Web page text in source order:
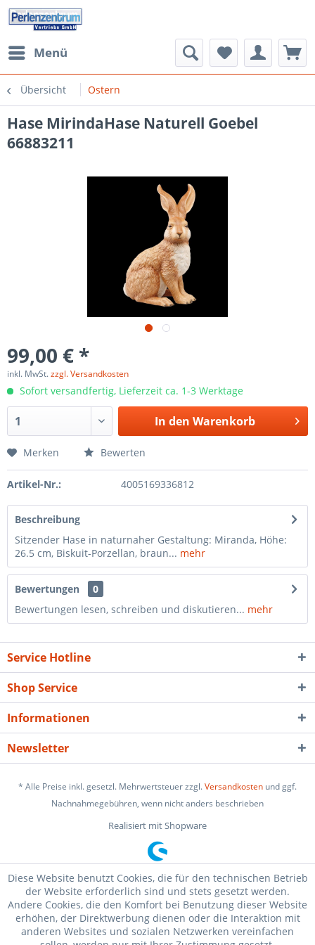
Menü
Übersicht Ostern
Hase MirindaHase Naturell Goebel
66883211
99,00 € *
inkl. MwSt.zzgl. Versandkosten
Sofort versandfertig, Lieferzeit ca. 1-3 Werktage
In den Warenkorb
Merken Bewerten
Artikel-Nr.: 4005169336812
Beschreibung
Sitzender Hase in naturnaher Gestaltung: Miranda, Höhe:
26.5 cm, Biskuit-Porzellan, braun... mehr
Bewertungen
0
Bewertungen lesen, schreiben und diskutieren... mehr
Service Hotline
Shop Service
Informationen
Newsletter
* Alle Preise inkl. gesetzl. Mehrwertsteuer zzgl.Versandkosten und ggf.
Nachnahmegebühren, wenn nicht anders beschrieben
Realisiert mit Shopware
Diese Website benutzt Cookies, die für den technischen Betrieb
der Website erforderlich sind und stets gesetzt werden.
Andere Cookies, die den Komfort bei Benutzung dieser Website
erhöhen, der Direktwerbung dienen oder die Interaktion mit
anderen Websites und sozialen Netzwerken vereinfachen